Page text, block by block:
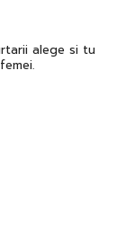
alege si tu